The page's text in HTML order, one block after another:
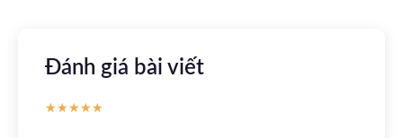
Đánh giá bài viết
★★★★★